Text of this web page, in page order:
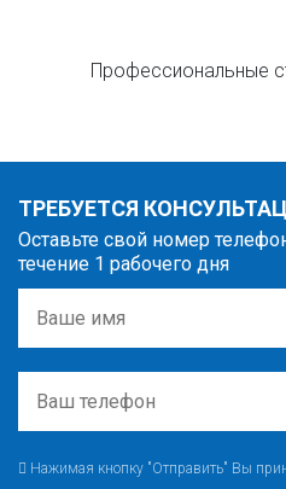
Профессиональные
ТРЕБУЕТСЯ
Оставьте свой номер
течение 1 рабочего дня
Нажимая кнопку "Отправить" Вы